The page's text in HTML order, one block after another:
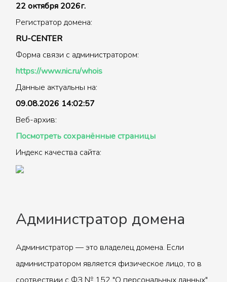
22 октября 2026г.
Регистратор домена:
RU-CENTER
Форма связи с администратором:
https://www.nic.ru/whois
Данные актуальны на:
09.08.2026 14:02:57
Веб-архив:
Посмотреть сохранённые страницы
Индекс качества сайта:
Администратор домена
Администратор — это владелец домена. Если
администратором является физическое лицо, то в